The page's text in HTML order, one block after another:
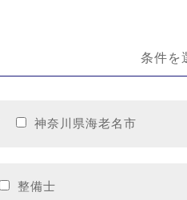
条件を
神奈川県海老名市
整備士